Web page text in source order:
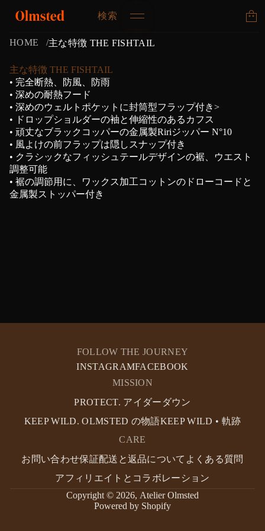
検索
HOME 主な特徴 THE FISHTAIL
主な特徴 THE FISHTAIL
• 完全断熱、防風、防雨
• 深めの耐熱フード
• 深めのウェルトポケットに封筒型フラップ付き>
• ドロップショルダーの袖と伸縮性のあるカフス
• 頑丈なブラックコッパーの金属製Ririジッパー N°10
• 風よけの前フラップは隠しスナップ付き
• クラシックなフィッシュテールデザインの裾、ウエスト
調整可能
• 裾の調節用に、ワックス加工コットンのドローコードと
金属製ストッパー付き
FOLLOW THE JOURNEY
INSTAGRAMFACEBOOK
MISSION
PROTECT. アイダーダウン
KEEP WILD. OLMSTED の物語KEEP WILD • 軌跡
CARE
お問い合わせ保証配送と返品について よくある質問
アフィリエイトとコラボレーション
Copyright © 2026, Atelier Olmsted
Powered by Shopify